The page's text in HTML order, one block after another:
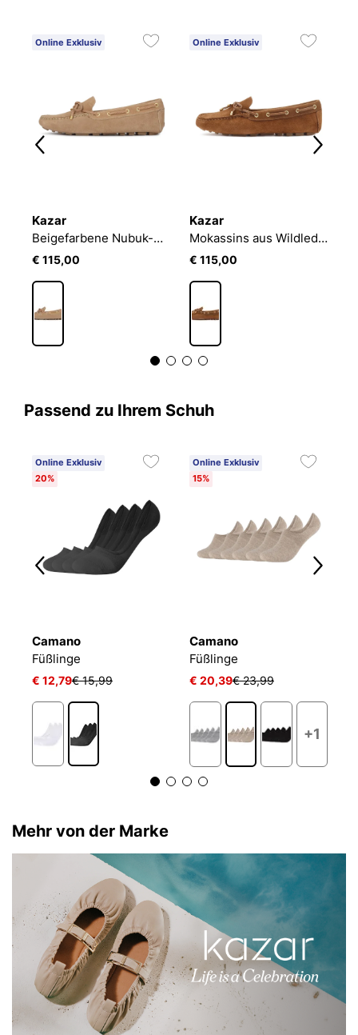
Online Exklusiv
Kazar
Beigefarbene Nubuk-Mokassins für Damen mit Schleife
€ 115,00
Online Exklusiv
Kazar
Mokassins aus Wildleder mit Schnüren für Frauen
€ 115,00
Passend zu Ihrem Schuh
Online Exklusiv
20%
Camano
Füßlinge
€ 12,79€ 15,99
Online Exklusiv
15%
Camano
Füßlinge
€ 20,39€ 23,99
+1
Mehr von der Marke